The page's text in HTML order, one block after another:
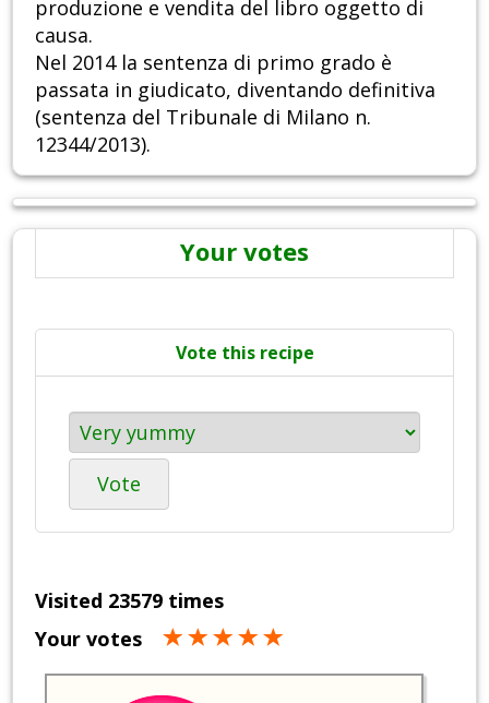
produzione e vendita del libro oggetto di
causa.
Nel 2014 la sentenza di primo grado è
passata in giudicato, diventando definitiva
(sentenza del Tribunale di Milano n.
12344/2013).
Your votes
Vote this recipe
Vote
Visited 23579 times
Your votes